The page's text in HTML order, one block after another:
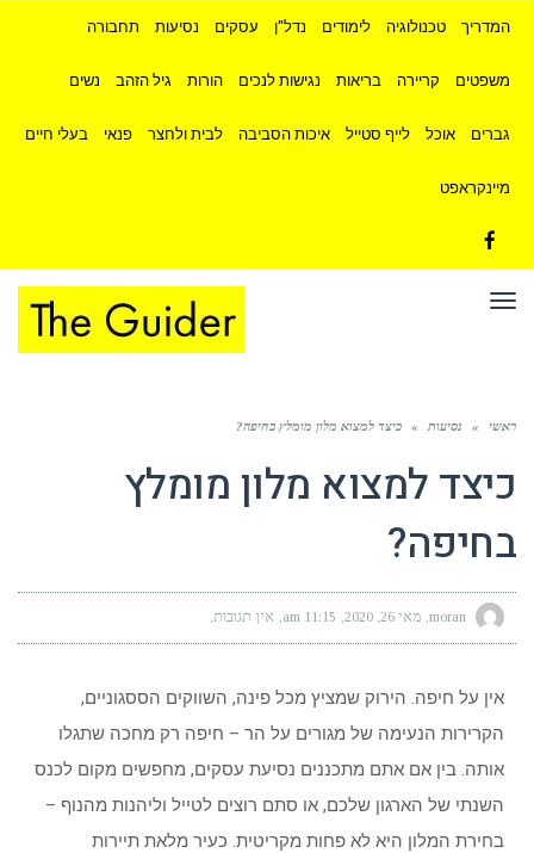
המדריך טכנולוגיה לימודים נדל"ן עסקים נסיעות תחבורה
משפטים קריירה בריאות נגישות לנכים הורות גיל הזהב נשים
גברים אוכל לייף סטייל איכות הסביבה לבית ולחצר פנאי בעלי חיים
מיינקראפט
Facebook
תפריט
ראשי » נסיעות » כיצד למצוא מלון מומלץ בחיפה?
כיצד למצוא מלון מומלץ
בחיפה?
מאי 26, 2020 11:15 am אין תגובות
אין על חיפה. הירוק שמציץ מכל פינה, השווקים הססגוניים,
הקרירות הנעימה של מגורים על הר – חיפה רק מחכה שתגלו
אותה. בין אם אתם מתכננים נסיעת עסקים, מחפשים מקום לכנס
השנתי של הארגון שלכם, או סתם רוצים לטייל וליהנות מהנוף –
בחירת המלון היא לא פחות מקריטית. כעיר מלאת תיירות